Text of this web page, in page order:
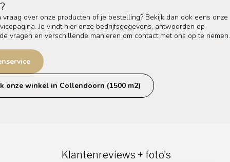
vraag over onze producten of je bestelling? Bekijk dan ook eens onze
Je vindt hier onze bedrijfsgegevens, antwoorden op
vragen en verschillende manieren om contact met ons op te nemen.
onze winkel in Collendoorn (1500 m2)
Klantenreviews + foto's